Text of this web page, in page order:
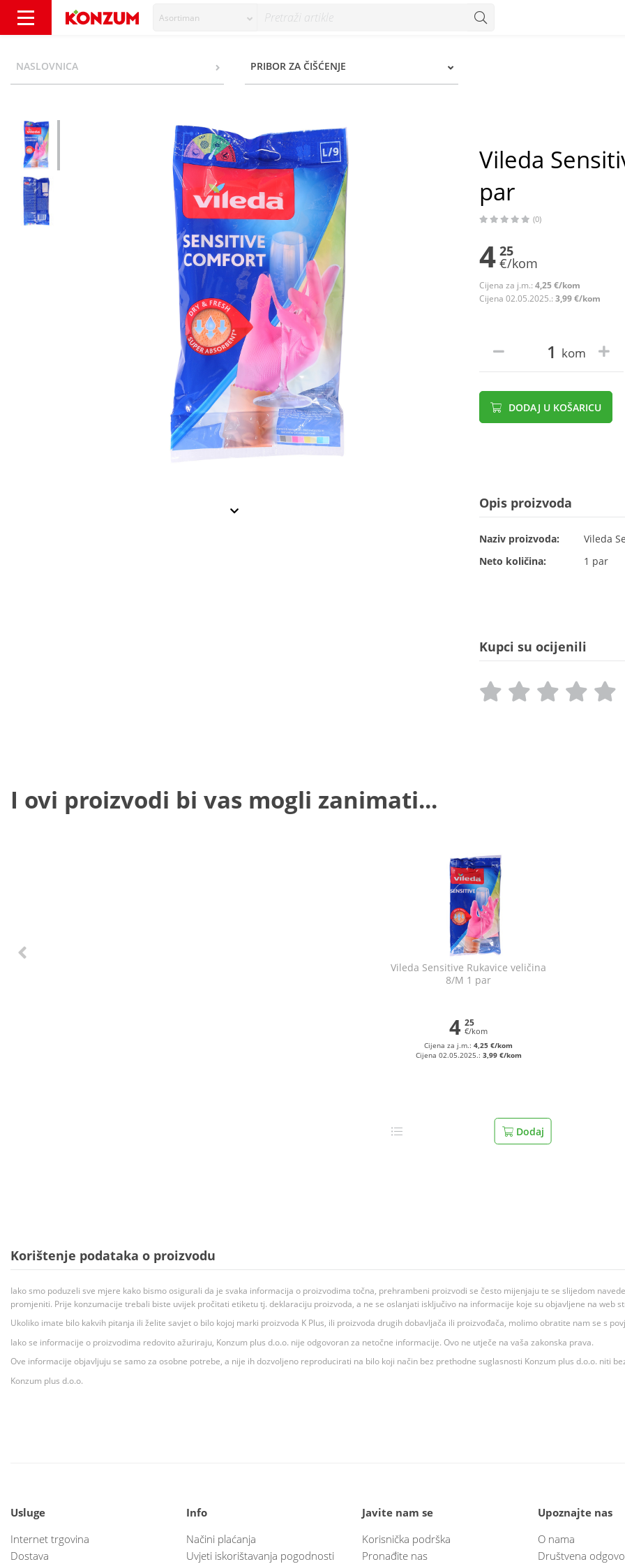
Asortiman
NASLOVNICA PRIBOR ZA ČIŠĆENJE
Vileda
par
(0)
4 25
€/kom
Cijena za j.m.: 4,25 €/kom
Cijena 02.05.2025.: 3,99 €/kom
kom
DODAJ U KOŠARICU
Opis proizvoda
Naziv proizvoda:
Vileda
Neto količina:
1 par
Kupci su ocijenili
I ovi proizvodi bi vas mogli zanimati...
Vileda Sensitive Rukavice veličina
8/M 1 par
4 25
€/kom
Cijena za j.m.:4,25 €/kom
Cijena 02.05.2025.: 3,99 €/kom
Dodaj
Korištenje podataka o proizvodu
Iako smo poduzeli sve mjere kako bismo osigurali da je svaka informacija o proizvodima točna, prehrambeni proizvodi se često mijenjaju te se slijedom
promjeniti. Prije konzumacije trebali biste uvijek pročitati etiketu tj. deklaraciju proizvoda, a ne se oslanjati isključivo na informacije koje su objavljene na web
Ukoliko imate bilo kakvih pitanja ili želite savjet o bilo kojoj marki proizvoda K Plus, ili proizvoda drugih dobavljača ili proizvođača, molimo obratite nam se s
Iako se informacije o proizvodima redovito ažuriraju, Konzum plus d.o.o. nije odgovoran za netočne informacije. Ovo ne utječe na vaša zakonska prava.
Ove informacije objavljuju se samo za osobne potrebe, a nije ih dozvoljeno reproducirati na bilo koji način bez prethodne suglasnosti Konzum plus d.o.o. niti
Konzum plus d.o.o.
Usluge
Internet trgovina
Dostava
Info
Načini plaćanja
Uvjeti iskorištavanja pogodnosti
Javite nam se
Korisnička podrška
Pronađite nas
Upoznajte nas
O nama
Društvena